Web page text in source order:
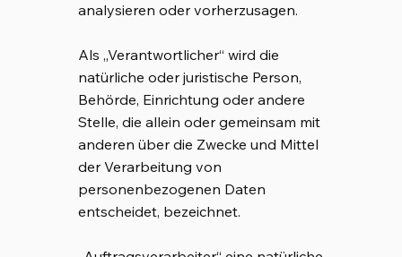
analysieren oder vorherzusagen.
Als „Verantwortlicher“ wird die
natürliche oder juristische Person,
Behörde, Einrichtung oder andere
Stelle, die allein oder gemeinsam mit
anderen über die Zwecke und Mittel
der Verarbeitung von
personenbezogenen Daten
entscheidet, bezeichnet.